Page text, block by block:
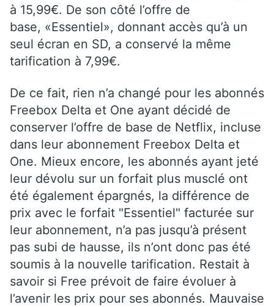
à 15,99€. De son côté l’offre de
base, «Essentiel», donnant accès qu’à un
seul écran en SD, a conservé la même
tarification à 7,99€.
De ce fait, rien n’a changé pour les abonnés
Freebox Delta et One ayant décidé de
conserver l’offre de base de Netflix, incluse
dans leur abonnement Freebox Delta et
One. Mieux encore, les abonnés ayant jeté
leur dévolu sur un forfait plus musclé ont
été également épargnés, la différence de
prix avec le forfait "Essentiel" facturée sur
leur abonnement, n’a pas jusqu’à présent
pas subi de hausse, ils n’ont donc pas été
soumis à la nouvelle tarification. Restait à
savoir si Free prévoit de faire évoluer à
l’avenir les prix pour ses abonnés. Mauvaise